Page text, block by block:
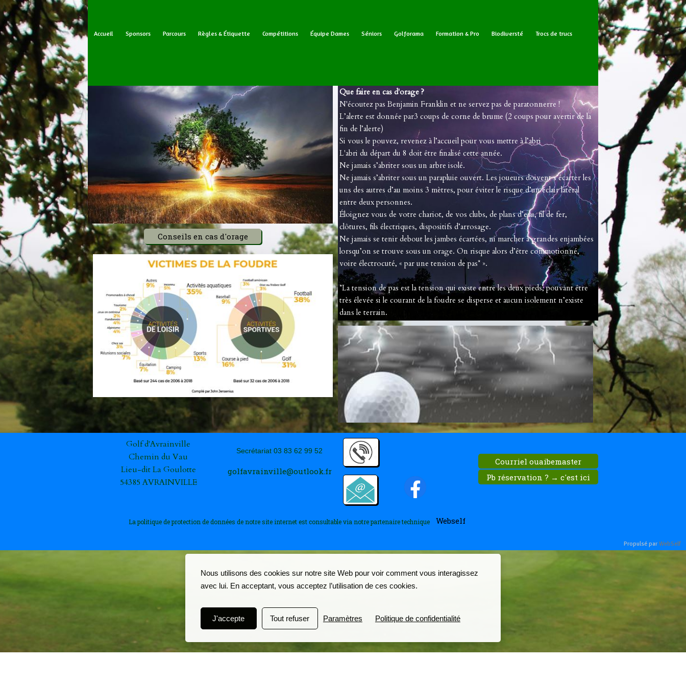
Accueil Sponsors Parcours Règles & Étiquette Compétitions Équipe Dames Séniors Golforama Formation & Pro Biodiversté Trocs de trucs
Que faire en cas d'orage ?
N'écoutez pas Benjamin Franklin et ne servez pas de paratonnerre !
L’alerte est donnée par3 coups de corne de brume (2 coups pour avertir de la
fin de l’alerte)
Si vous le pouvez, revenez à l’accueil pour vous mettre à l’abri
L'abri du départ du 8 doit être finalisé cette année.
Ne jamais s’abriter sous un arbre isolé.
Ne jamais s’abriter sous un parapluie ouvert. Les joueurs doivent s’écarter les
uns des autres d’au moins 3 mètres, pour éviter le risque d’un éclair latéral
entre deux personnes.
Éloignez vous de votre chariot, de vos clubs, de plans d’eau, fil de fer,
clôtures, fils électriques, dispositifs d’arrosage.
Ne jamais se tenir debout les jambes écartées, ni marcher à grandes enjambées
lorsqu’on se trouve sous un orage. On risque alors d’être commotionné,
voire électrocuté, « par une tension de pas* ».
*La tension de pas est la tension qui existe entre les deux pieds, pouvant être
très élevée si le courant de la foudre se disperse et aucun isolement n’existe
dans le terrain.
Conseils en cas d'orage
Golf d'Avrainville
Chemin du Vau
Lieu-dit La Goulotte
54385 AVRAINVILLE
golfavrainville@outlook.fr
Secrétariat 03 83 62 99 52
La politique de protection de données de notre site internet est consultable via notre partenaire technique Webself
Courriel ouaibemaster
Pb réservation ? → c'est ici
Propulsé par WebSelf
Nous utilisons des cookies sur notre site Web pour voir comment vous interagissez
avec lui. En acceptant, vous acceptez l’utilisation de ces cookies.
Paramètres Politique de confidentialité
J'accepte Tout refuser